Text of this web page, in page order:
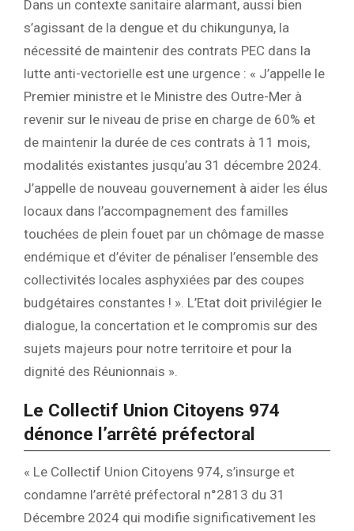
Dans un contexte sanitaire alarmant, aussi bien
s’agissant de la dengue et du chikungunya, la
nécessité de maintenir des contrats PEC dans la
lutte anti-vectorielle est une urgence : « J’appelle le
Premier ministre et le Ministre des Outre-Mer à
revenir sur le niveau de prise en charge de 60% et
de maintenir la durée de ces contrats à 11 mois,
modalités existantes jusqu’au 31 décembre 2024.
J’appelle de nouveau gouvernement à aider les élus
locaux dans l’accompagnement des familles
touchées de plein fouet par un chômage de masse
endémique et d’éviter de pénaliser l’ensemble des
collectivités locales asphyxiées par des coupes
budgétaires constantes ! ». L’Etat doit privilégier le
dialogue, la concertation et le compromis sur des
sujets majeurs pour notre territoire et pour la
dignité des Réunionnais ».
Le Collectif Union Citoyens 974
dénonce l’arrêté préfectoral
« Le Collectif Union Citoyens 974, s’insurge et
condamne l’arrêté préfectoral n°2813 du 31
Décembre 2024 qui modifie significativement les